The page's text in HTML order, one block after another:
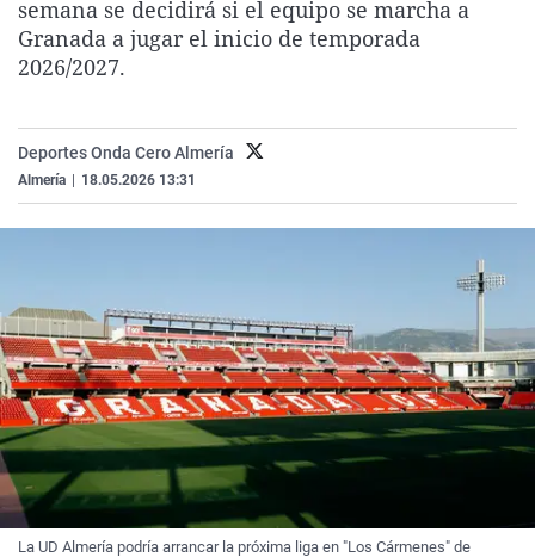
La rosa de los vientos
Caso
Extremadura
Virales
semana se decidirá si el equipo se marcha a
Granada a jugar el inicio de temporada
2026/2027.
Deportes Onda Cero Almería
Almería 18.05.2026 13:31
La UD Almería podría arrancar la próxima liga en "Los Cármenes" de